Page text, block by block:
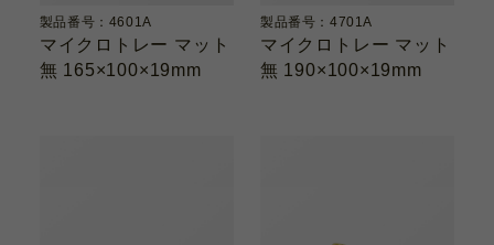
製品番号：4601A
マイクロトレー マット
無 165×100×19mm
製品番号：4701A
マイクロトレー マット
無 190×100×19mm